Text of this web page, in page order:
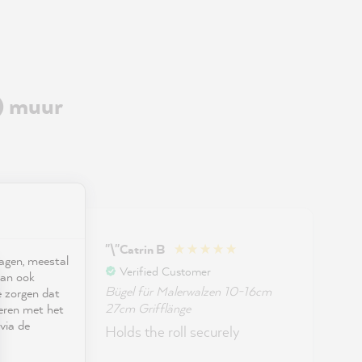
muur
"\"Catrin B
Verified Customer
Bügel für Malerwalzen 10-16cm
27cm Grifflänge
Holds the roll securely
meestal
ook
zorgen dat
met het
de